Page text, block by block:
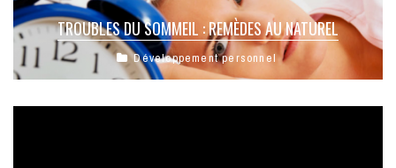
TROUBLES DU SOMMEIL : REMÈDES AU NATUREL
Développement personnel